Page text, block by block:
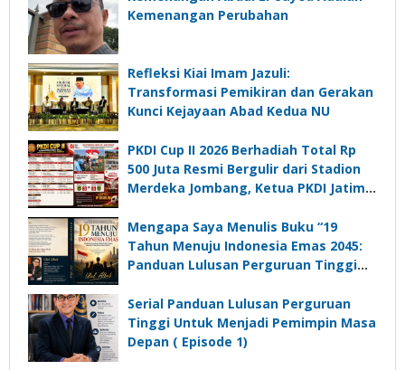
Kemenangan Perubahan
Refleksi Kiai Imam Jazuli:
Transformasi Pemikiran dan Gerakan
Kunci Kejayaan Abad Kedua NU
PKDI Cup II 2026 Berhadiah Total Rp
500 Juta Resmi Bergulir dari Stadion
Merdeka Jombang, Ketua PKDI Jatim:
Komunikasi Kades untuk Memajukan
Desa
Mengapa Saya Menulis Buku “19
Tahun Menuju Indonesia Emas 2045:
Panduan Lulusan Perguruan Tinggi
Depan”?
Serial Panduan Lulusan Perguruan
Tinggi Untuk Menjadi Pemimpin Masa
Depan ( Episode 1)